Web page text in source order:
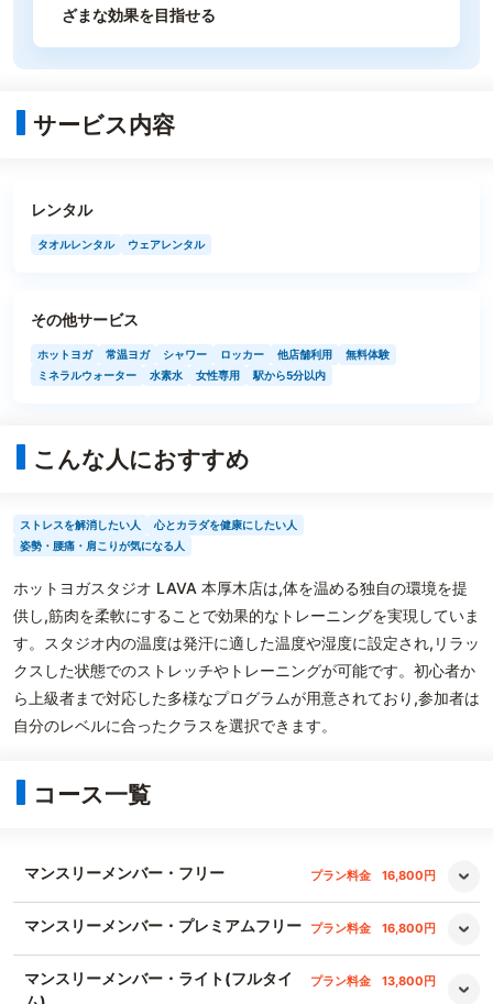
ざまな効果を目指せる
サービス内容
レンタル
タオルレンタル ウェアレンタル
その他サービス
ホットヨガ 常温ヨガ シャワー ロッカー 他店舗利用
無料体験
ミネラルウォーター
水素水 女性専用 駅から5分以内
こんな人におすすめ
ストレスを解消したい人
心とカラダを健康にしたい人
姿勢・腰痛・肩こりが気になる人
ホットヨガスタジオ LAVA 本厚木店は,体を温める独自の環境を提
供し,筋肉を柔軟にすることで効果的なトレーニングを実現していま
す。スタジオ内の温度は発汗に適した温度や湿度に設定され,リラッ
クスした状態でのストレッチやトレーニングが可能です。初心者か
ら上級者まで対応した多様なプログラムが用意されており,参加者は
自分のレベルに合ったクラスを選択できます。
コース一覧
マンスリーメンバー・フリー プラン料金 16,800円
マンスリーメンバー・プレミアムフリー プラン料金 16,800円
マンスリーメンバー・ライト(フルタイ
プラン料金 13,800円